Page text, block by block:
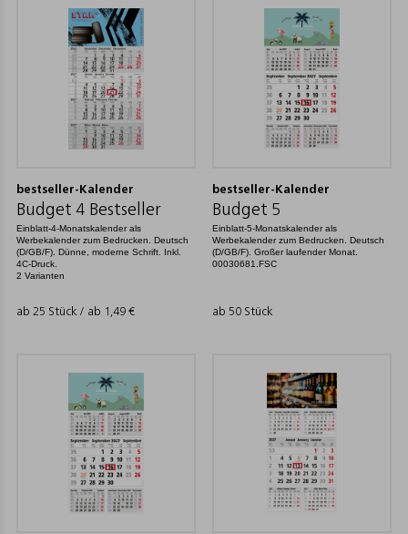
bestseller-Kalender
Budget 4 Bestseller
Einblatt-4-Monatskalender als
Werbekalender zum Bedrucken. Deutsch
(D/GB/F). Dünne, moderne Schrift. Inkl.
4C-Druck.
2 Varianten
ab 25 Stück / ab 1,49 €
bestseller-Kalender
Budget 5
Einblatt-5-Monatskalender als
Werbekalender zum Bedrucken. Deutsch
(D/GB/F). Großer laufender Monat.
00030681.FSC
ab 50 Stück